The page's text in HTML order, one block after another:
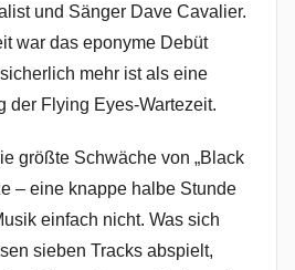
und Sänger Dave Cavalier.
war das eponyme Debüt
mehr ist als eine
der Flying Eyes-Wartezeit.
größte Schwäche von „Black
– eine knappe halbe Stunde
einfach nicht. Was sich
sieben Tracks abspielt,